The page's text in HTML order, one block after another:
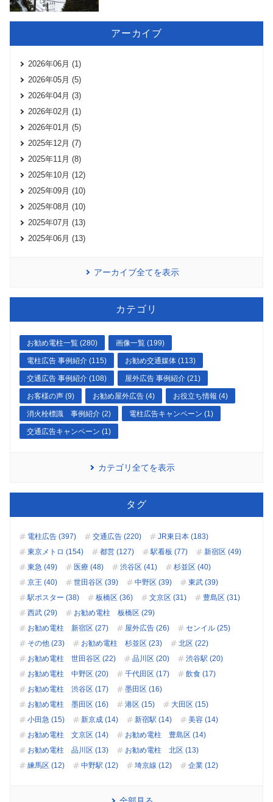
アーカイブ
2026年06月 (1)
2026年05月 (5)
2026年04月 (3)
2026年02月 (1)
2026年01月 (5)
2025年12月 (7)
2025年11月 (8)
2025年10月 (12)
2025年09月 (10)
2025年08月 (10)
2025年07月 (13)
2025年06月 (13)
アーカイブ全てを表示
カテゴリ
お勧め電柱一覧 (280) 画像一覧 (199)
電柱広告 事例紹介 (115) お勧め交通媒体 (113)
交通広告 事例紹介 (108) 屋外広告 事例紹介 (21)
お客様の声 (9) お勧め屋外広告 (4) お役立ち情報 (4)
消火栓標識 事例紹介 (2) 電柱広告キャンペーン (1)
交通広告キャンペーン (1)
カテゴリ全てを表示
タグ
電柱広告 (397) 交通広告 (220)
JR東日本 (183)
東京メトロ (154)
都営 (127) 駅看板 (77)
新宿区 (49)
東急 (49)
医療 (48) 渋谷区 (41)
杉並区 (40)
京王 (40)
世田谷区 (39) 中野区 (39)
東武 (39)
駅ポスター (38)
板橋区 (36) 文京区 (31)
豊島区 (31)
西武 (29)
お勧め電柱 板橋区 (29)
お勧め電柱 新宿区 (27)
屋外広告 (26)
センイル (25)
その他 (23)
お勧め電柱 杉並区 (23)
北区 (22)
お勧め電柱 世田谷区 (22)
品川区 (20)
渋谷駅 (20)
お勧め電柱 中野区 (20)
千代田区 (17)
飲食 (17)
お勧め電柱 渋谷区 (17)
墨田区 (16)
お勧め電柱 墨田区 (16)
港区 (15)
大田区 (15)
小田急 (15)
新京成 (14) 新宿駅 (14)
美容 (14)
お勧め電柱 文京区 (14)
お勧め電柱 豊島区 (14)
お勧め電柱 品川区 (13)
お勧め電柱 北区 (13)
練馬区 (12)
中野駅 (12) 埼京線 (12) 企業 (12)